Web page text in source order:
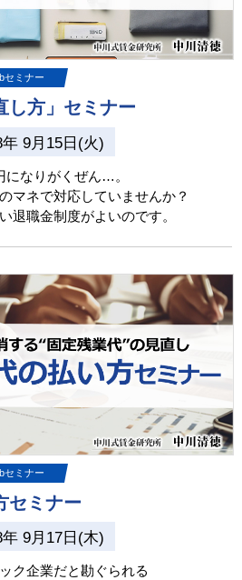
セミナー
し方」セミナー
9月15日(火)
になりがくぜん…。
マネで対応していませんか？
退職金制度がよいのです。
セミナー
セミナー
9月17日(木)
ク企業だと勘ぐられる